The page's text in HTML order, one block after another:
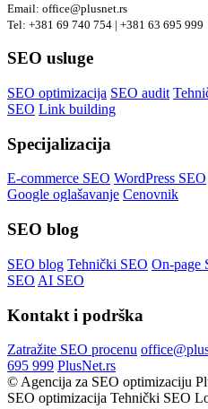
Email: office@plusnet.rs
Tel: +381 69 740 754 | +381 63 695 999
SEO usluge
SEO optimizacija SEO audit
SEO Link building
Specijalizacija
E-commerce SEO WordPress SEO
Google oglašavanje Cenovnik
SEO blog
SEO blog Tehnički SEO On-page
SEO AI SEO
Kontakt i podrška
Zatražite SEO procenu
695 999 PlusNet.rs
© Agencija za SEO optimizaciju
SEO optimizacija Tehnički SEO